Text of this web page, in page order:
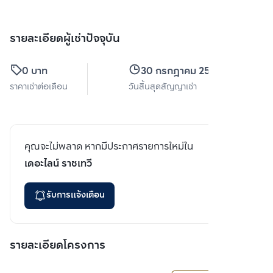
รายละเอียดผู้เช่าปัจจุบัน
0 บาท
ราคาเช่าต่อเดือน
30 กรกฎาคม 2569
วันสิ้นสุดสัญญาเช่า
คุณจะไม่พลาด หากมีประกาศรายการใหม่ใน
เดอะไลน์ ราชเทวี
รับการแจ้งเตือน
รายละเอียดโครงการ